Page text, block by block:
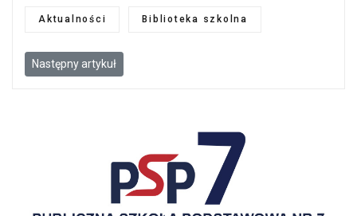
Aktualności Biblioteka szkolna
Następny artykuł: Spotkanie autorskie z Elżbietą Stępień dla
Następny artykuł